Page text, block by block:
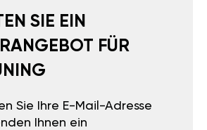
SIE EIN
FÜR
Sie Ihre E-Mail-Adresse
Ihnen ein